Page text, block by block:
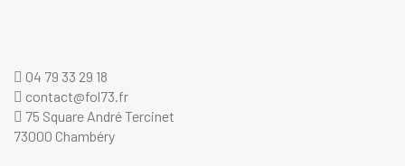
04 79 33 29 18
contact@fol73.fr
75 Square André Tercinet
73000 Chambéry